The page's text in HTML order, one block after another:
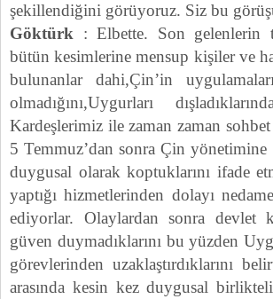
şekillendiğini görüyoruz. Siz bu
Göktürk : Elbette. Son gelenlerin
bütün kesimlerine mensup kişiler ve
bulunanlar dahi,Çin’in
olmadığını,Uygurları
Kardeşlerimiz ile zaman zaman
5 Temmuz’dan sonra Çin
duygusal olarak koptuklarını ifade
yaptığı hizmetlerinden dolayı
ediyorlar. Olaylardan sonra devlet
güven duymadıklarını bu yüzden
görevlerinden uzaklaştırdıklarını
arasında kesin kez duygusal